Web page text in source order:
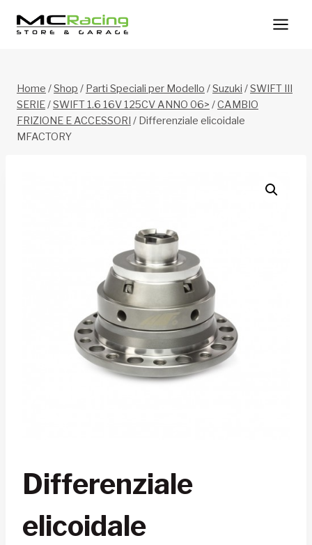
Home /Shop / Parti Speciali per Modello /Suzuki /SWIFT III
SERIE/SWIFT 1.6 16V 125CV ANNO 06> /CAMBIO
FRIZIONE E ACCESSORI / Differenziale elicoidale
MFACTORY
Differenziale
elicoidale